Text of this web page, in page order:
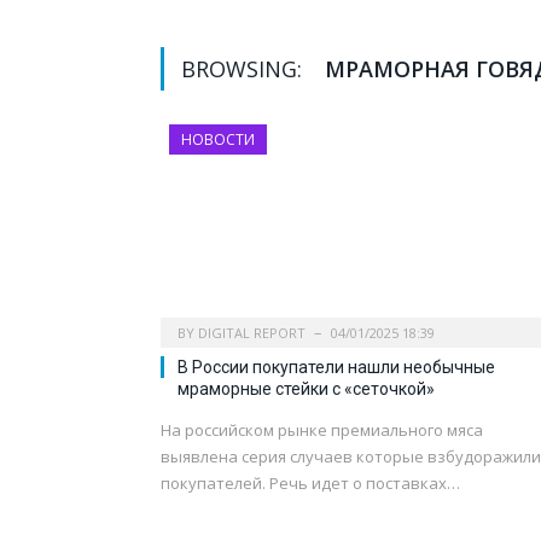
BROWSING: МРАМОРНАЯ
НОВОСТИ
BY DIGITAL REPORT 04/01/2025 18:39
В России покупатели нашли необычные
мраморные стейки с «сеточкой»
На российском рынке премиального мяса
выявлена серия случаев которые взбудоражили
покупателей. Речь идет о поставках…